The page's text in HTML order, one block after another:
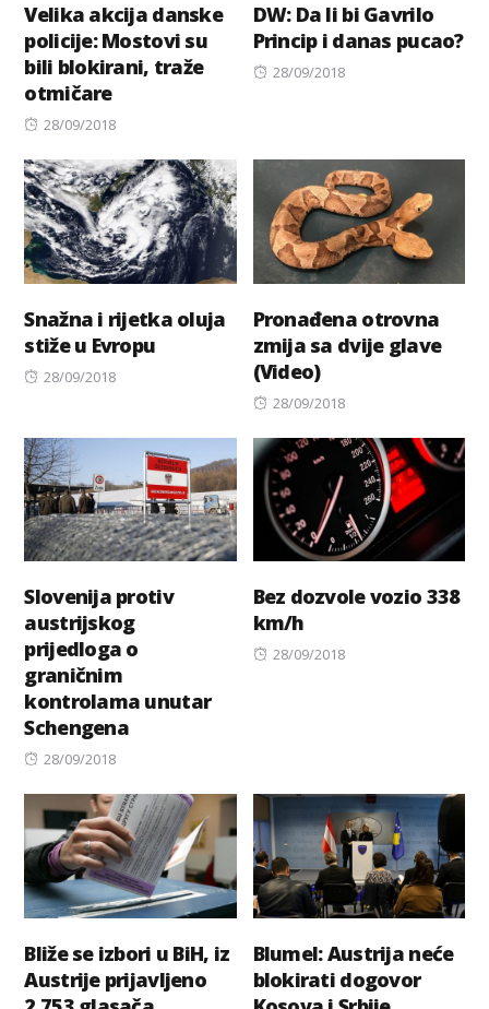
Velika akcija danske
policije: Mostovi su
bili blokirani, traže
otmičare
Posted
28/09/2018
DW: Da li bi Gavrilo
Princip i danas pucao?
Posted
28/09/2018
Snažna i rijetka oluja
stiže u Evropu
Posted
28/09/2018
Pronađena otrovna
zmija sa dvije glave
(Video)
Posted
28/09/2018
Slovenija protiv
austrijskog
prijedloga o
graničnim
kontrolama unutar
Schengena
Posted
28/09/2018
Bez dozvole vozio 338
km/h
Posted
28/09/2018
Bliže se izbori u BiH, iz
Austrije prijavljeno
Blumel: Austrija neće
blokirati dogovor